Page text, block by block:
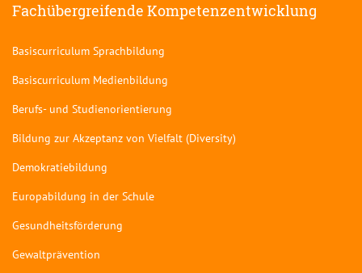
Fachübergreifende Kompetenzentwicklung
Basiscurriculum Sprachbildung
Basiscurriculum Medienbildung
Berufs- und Studienorientierung
Bildung zur Akzeptanz von Vielfalt (Diversity)
Demokratiebildung
Europabildung in der Schule
Gesundheitsförderung
Gewaltprävention